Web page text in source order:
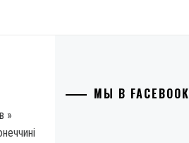
»
МЫ В FACEBOOK